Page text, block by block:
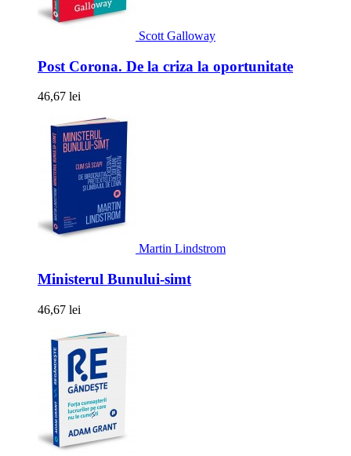
Scott Galloway
Post Corona. De la criza la oportunitate
46,67 lei
Martin Lindstrom
Ministerul Bunului-simt
46,67 lei